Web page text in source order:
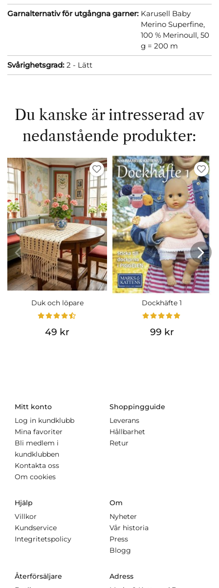
Garnalternativ för utgångna garner: Karusell Baby
Merino Superfine,
100 % Merinoull, 50
g = 200 m
Svårighetsgrad: 2 - Lätt
Du kanske är intresserad av
nedanstående produkter:
Duk och löpare
49 kr
Dockhäfte 1
99 kr
Mitt konto
Log in kundklubb
Mina favoriter
Bli medlem i
kundklubben
Kontakta oss
Om cookies
Shoppingguide
Leverans
Hållbarhet
Retur
Hjälp
Villkor
Kundservice
Integritetspolicy
Om
Nyheter
Vår historia
Press
Blogg
Återförsäljare Adress